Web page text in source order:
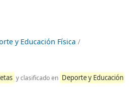
y Educación Física /
y clasificado en Deporte y Educación